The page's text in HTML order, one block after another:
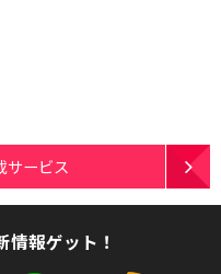
サービス
情報ゲット！